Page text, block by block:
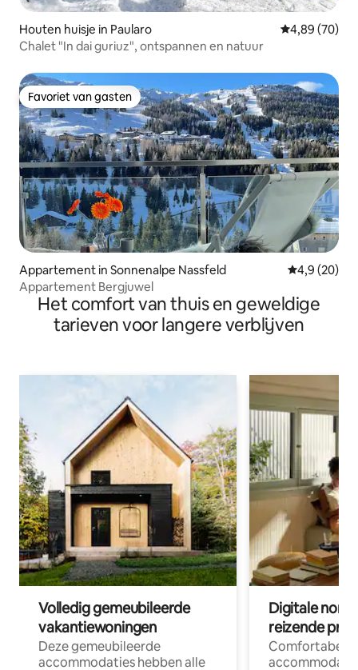
Houten huisje in Paularo Gemiddelde
4,89 (70)
Chalet "In dai guriuz", ontspannen en natuur
Favoriet van gasten
Favoriet van gasten
Appartement in Sonnenalpe Nassfeld Gemiddelde
4,9 (20)
Appartement Bergjuwel
Het comfort van thuis en geweldige
tarieven voor langere verblijven
Volledig gemeubileerde
vakantiewoningen
Deze gemeubileerde
accommodaties hebben alle
Digitale
reizende
Comfortabele